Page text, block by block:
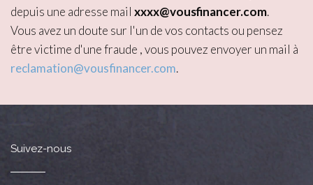
depuis une adresse mail xxxx@vousfinancer.com.
Vous avez un doute sur l'un de vos contacts ou pensez
être victime d'une fraude , vous pouvez envoyer un mail à
reclamation@vousfinancer.com.
Suivez-nous